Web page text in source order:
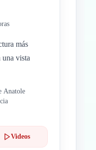
más
una vista
Anatole
Videos